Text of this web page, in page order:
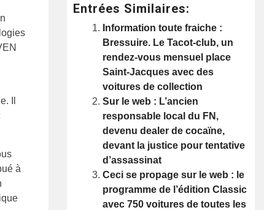
Il
à
Entrées Similaires:
Information toute fraiche :
Bressuire. Le Tacot-club, un
rendez-vous mensuel place
Saint-Jacques avec des
voitures de collection
Sur le web : L’ancien
responsable local du FN,
devenu dealer de cocaïne,
devant la justice pour tentative
d’assassinat
Ceci se propage sur le web : le
programme de l’édition Classic
avec 750 voitures de toutes les